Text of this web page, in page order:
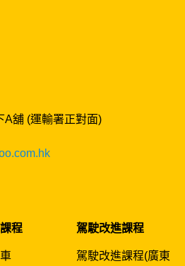
A舖 (運輸署正對面)
程 駕駛改進課程
駕駛改進課程(廣東